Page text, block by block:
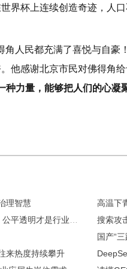
界杯上连续创造奇迹，人
角人民都充满了喜悦与自豪
他感谢北京市民对佛得角
种力量，能够把人们的心
理智慧
高温下
搜索攻
国产“
来热度持续攀升